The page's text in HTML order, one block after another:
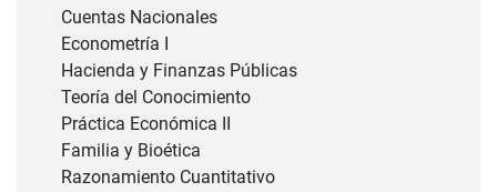
Cuentas Nacionales
Econometría I
Hacienda y Finanzas Públicas
Teoría del Conocimiento
Práctica Económica II
Familia y Bioética
Razonamiento Cuantitativo